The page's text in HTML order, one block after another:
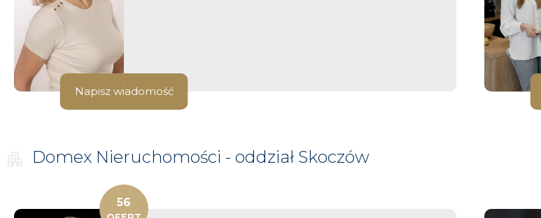
Napisz wiadomość
Domex Nieruchomości - oddział Skoczów
56